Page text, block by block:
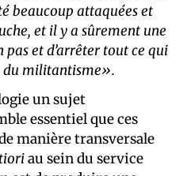
beaucoup attaquées et
et il y a sûrement une
pas et d’arrêter tout ce qui
du militantisme».
un sujet
essentiel que ces
manière transversale
au sein du service